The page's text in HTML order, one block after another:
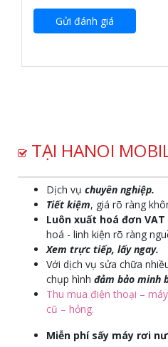
Gửi đánh giá
TẠI HANOI
Dịch vụ chuyên nghiệp.
Tiết kiệm, giá rõ ràng
Luôn xuất hoá đơn
hoá - linh kiện rõ ràng
Xem trực tiếp, lấy ngay.
Với dịch vụ sửa chữa
chụp hình đảm bảo minh
Thu mua điện thoại –
cũ – hỏng.
Miễn phí sấy máy rơi